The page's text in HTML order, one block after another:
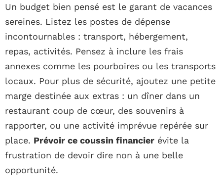
Un budget bien pensé est le garant de vacances
sereines. Listez les postes de dépense
incontournables : transport, hébergement,
repas, activités. Pensez à inclure les frais
annexes comme les pourboires ou les transports
locaux. Pour plus de sécurité, ajoutez une petite
marge destinée aux extras : un dîner dans un
restaurant coup de cœur, des souvenirs à
rapporter, ou une activité imprévue repérée sur
place. Prévoir ce coussin financier évite la
frustration de devoir dire non à une belle
opportunité.